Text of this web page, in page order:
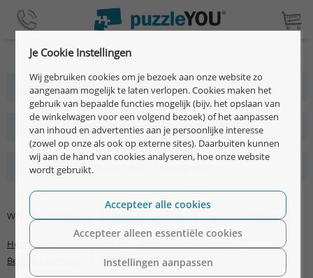
Meer dan 2 miljoen tevreden klanten
Snel, eenvoudig en individueel te ontwerpen
Premium kwaliteit met 15 jaar garantie
WE PUZZLES |Veel gestelde vragen|Privacyverklaring|
Herroepingsvoorwaarden
Bedrijfsinformatie ©2026 puzzleYOU
Je Cookie Instellingen
Wij gebruiken cookies om je bezoek aan onze website zo
aangenaam mogelijk te laten verlopen. Cookies maken het
gebruik van bepaalde functies mogelijk (bijv. het opslaan van
de winkelwagen voor een volgend bezoek) of het aanpassen
van inhoud en advertenties aan je persoonlijke interesse
(zowel op onze als ook op externe sites). Daarbuiten kunnen
wij aan de hand van cookies analyseren, hoe onze website
wordt gebruikt.
Instellingen aanpassen
Accepteer alleen essentiële cookies
Accepteer alle cookies